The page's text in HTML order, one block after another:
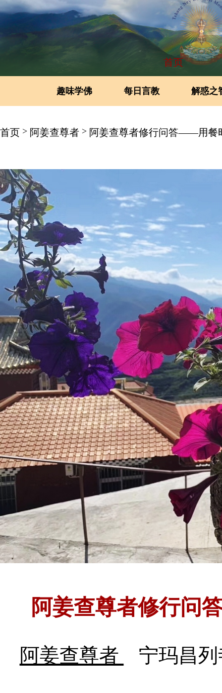
首页
趣味学佛 每日言教 解惑之
首页 > 阿姜查尊者 > 阿姜查尊者修行问答——用餐
阿姜查尊者修行问
阿姜查尊者 宁玛昌